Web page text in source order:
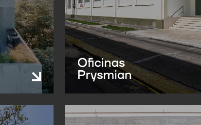
Oficinas
Prysmian